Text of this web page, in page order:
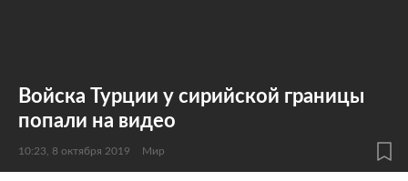
Войска Турции у сирийской границы
попали на видео
10:23, 8 октября 2019 Мир